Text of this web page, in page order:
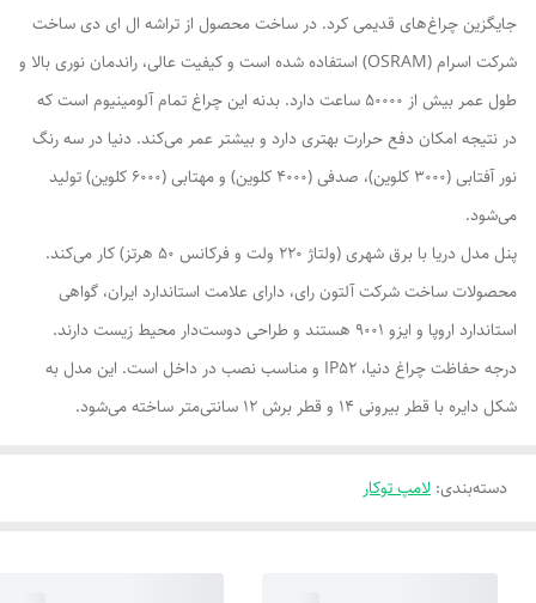
جایگزین چراغ‌های قدیمی کرد. در ساخت محصول از تراشه ال ای دی ساخت
شرکت اسرام (OSRAM) استفاده شده است و کیفیت عالی، راندمان نوری بالا و
طول عمر بیش از 50000 ساعت دارد. بدنه این چراغ تمام آلومینیوم است که
در نتیجه امکان دفع حرارت بهتری دارد و بیشتر عمر می‌کند. دنیا در سه رنگ
نور آفتابی (3000 کلوین)، صدفی (4000 کلوین) و مهتابی (6000 کلوین) تولید
می‌شود.
پنل مدل دریا با برق شهری (ولتاژ 220 ولت و فرکانس 50 هرتز) کار می‌کند.
محصولات ساخت شرکت آلتون رای، دارای علامت استاندارد ایران، گواهی
استاندارد اروپا و ایزو 9001 هستند و طراحی دوست‌دار محیط زیست دارند.
درجه حفاظت چراغ دنیا، IP52 و مناسب نصب در داخل است. این مدل به
شکل دایره با قطر بیرونی 14 و قطر برش 12 سانتی‌متر ساخته می‌شود.
دسته‌بندی: لامپ توکار